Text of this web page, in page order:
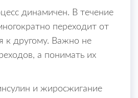
динамичен. В течение
переходит от
к другому. Важно не
а понимать их
и жиросжигание